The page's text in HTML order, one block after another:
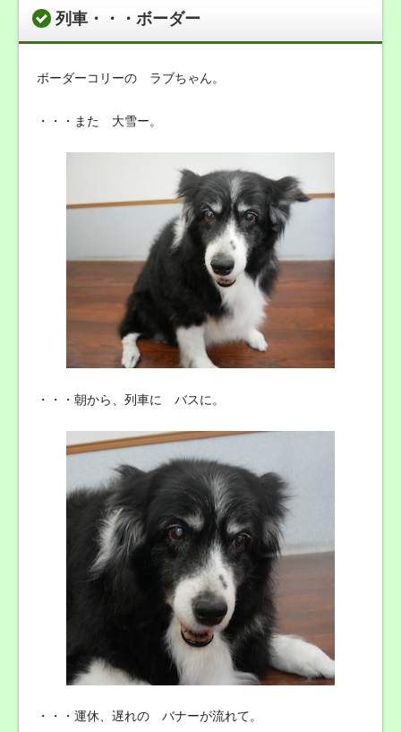
列車・・・ボーダー
ボーダーコリーの ラブちゃん。
・・・また 大雪ー。
・・・朝から、列車に バスに。
・・・運休、遅れの バナーが流れて。